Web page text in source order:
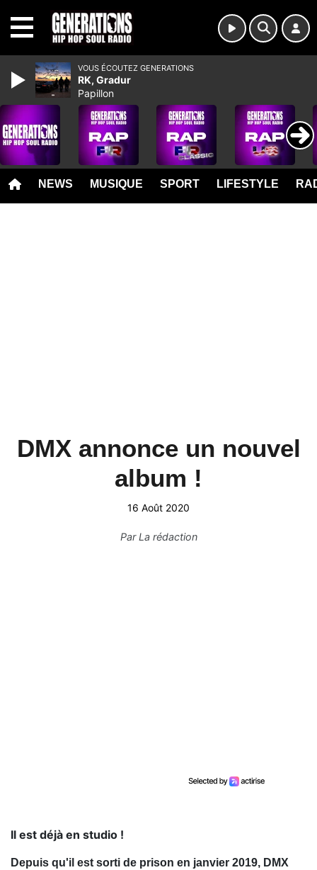
NEWS MUSIQUE SPORT LIFESTYLE
DMX annonce un nouvel
album !
16 Août 2020
ParLa rédaction
Il est déjà en studio !
Depuis qu'il est sorti de prison en janvier 2019, DMX
VOUS ÉCOUTEZ GENERATIONS
RK, Gradur
Papillon